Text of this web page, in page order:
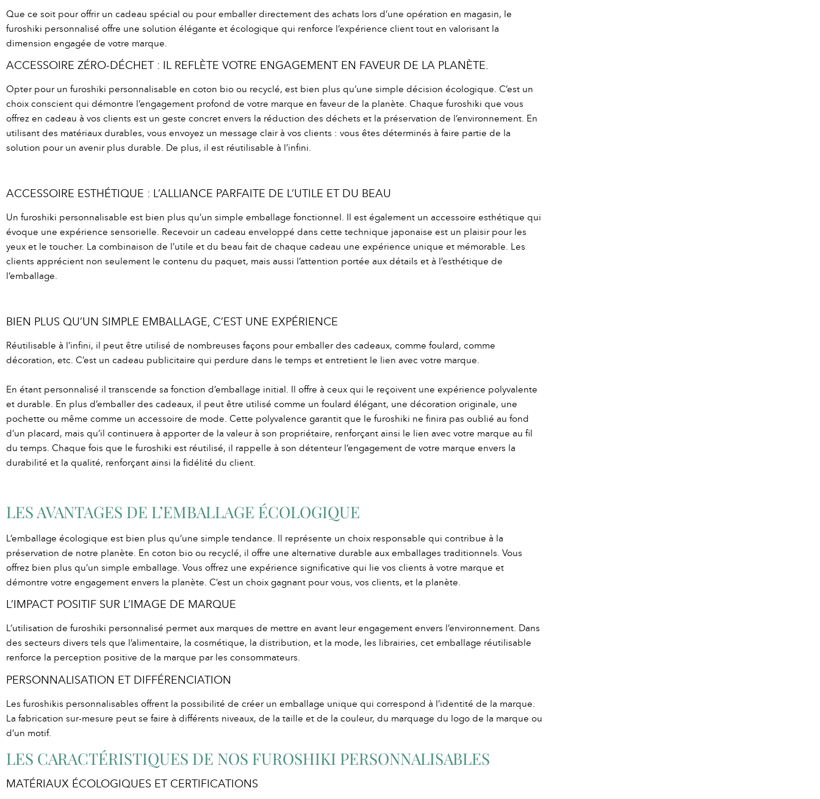
Que ce soit pour offrir un cadeau spécial ou pour emballer directement des achats lors d’une opération en magasin, le
furoshiki personnalisé offre une solution élégante et écologique qui renforce l’expérience client tout en valorisant la
dimension engagée de votre marque.
ACCESSOIRE ZÉRO-DÉCHET : IL REFLÈTE VOTRE ENGAGEMENT EN FAVEUR DE LA PLANÈTE.
Opter pour un furoshiki personnalisable en coton bio ou recyclé, est bien plus qu’une simple décision écologique. C’est un
choix conscient qui démontre l’engagement profond de votre marque en faveur de la planète. Chaque furoshiki que vous
offrez en cadeau à vos clients est un geste concret envers la réduction des déchets et la préservation de l’environnement. En
utilisant des matériaux durables, vous envoyez un message clair à vos clients : vous êtes déterminés à faire partie de la
solution pour un avenir plus durable. De plus, il est réutilisable à l’infini.
ACCESSOIRE ESTHÉTIQUE : L’ALLIANCE PARFAITE DE L’UTILE ET DU BEAU
Un furoshiki personnalisable est bien plus qu’un simple emballage fonctionnel. Il est également un accessoire esthétique qui
évoque une expérience sensorielle. Recevoir un cadeau enveloppé dans cette technique japonaise est un plaisir pour les
yeux et le toucher. La combinaison de l’utile et du beau fait de chaque cadeau une expérience unique et mémorable. Les
clients apprécient non seulement le contenu du paquet, mais aussi l’attention portée aux détails et à l’esthétique de
l’emballage.
BIEN PLUS QU’UN SIMPLE EMBALLAGE, C’EST UNE EXPÉRIENCE
Réutilisable à l’infini, il peut être utilisé de nombreuses façons pour emballer des cadeaux, comme foulard, comme
décoration, etc. C’est un cadeau publicitaire qui perdure dans le temps et entretient le lien avec votre marque.
En étant personnalisé il transcende sa fonction d’emballage initial. Il offre à ceux qui le reçoivent une expérience polyvalente
et durable. En plus d’emballer des cadeaux, il peut être utilisé comme un foulard élégant, une décoration originale, une
pochette ou même comme un accessoire de mode. Cette polyvalence garantit que le furoshiki ne finira pas oublié au fond
d’un placard, mais qu’il continuera à apporter de la valeur à son propriétaire, renforçant ainsi le lien avec votre marque au fil
du temps. Chaque fois que le furoshiki est réutilisé, il rappelle à son détenteur l’engagement de votre marque envers la
durabilité et la qualité, renforçant ainsi la fidélité du client.
LES AVANTAGES DE L’EMBALLAGE ÉCOLOGIQUE
L’emballage écologique est bien plus qu’une simple tendance. Il représente un choix responsable qui contribue à la
préservation de notre planète. En coton bio ou recyclé, il offre une alternative durable aux emballages traditionnels. Vous
offrez bien plus qu’un simple emballage. Vous offrez une expérience significative qui lie vos clients à votre marque et
démontre votre engagement envers la planète. C’est un choix gagnant pour vous, vos clients, et la planète.
L’IMPACT POSITIF SUR L’IMAGE DE MARQUE
L’utilisation de furoshiki personnalisé permet aux marques de mettre en avant leur engagement envers l’environnement. Dans
des secteurs divers tels que l’alimentaire, la cosmétique, la distribution, et la mode, les librairies, cet emballage réutilisable
renforce la perception positive de la marque par les consommateurs.
PERSONNALISATION ET DIFFÉRENCIATION
Les furoshikis personnalisables offrent la possibilité de créer un emballage unique qui correspond à l’identité de la marque.
La fabrication sur-mesure peut se faire à différents niveaux, de la taille et de la couleur, du marquage du logo de la marque ou
d’un motif.
LES CARACTÉRISTIQUES DE NOS FUROSHIKI PERSONNALISABLES
MATÉRIAUX ÉCOLOGIQUES ET CERTIFICATIONS